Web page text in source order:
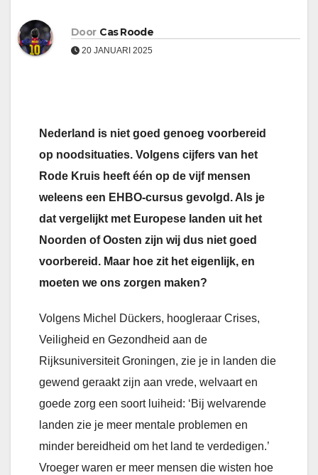
Door Cas Roode
20 JANUARI 2025
Nederland is niet goed genoeg voorbereid
op noodsituaties. Volgens cijfers van het
Rode Kruis heeft één op de vijf mensen
weleens een EHBO-cursus gevolgd. Als je
dat vergelijkt met Europese landen uit het
Noorden of Oosten zijn wij dus niet goed
voorbereid. Maar hoe zit het eigenlijk, en
moeten we ons zorgen maken?
Volgens Michel Dückers, hoogleraar Crises,
Veiligheid en Gezondheid aan de
Rijksuniversiteit Groningen, zie je in landen die
gewend geraakt zijn aan vrede, welvaart en
goede zorg een soort luiheid: ‘Bij welvarende
landen zie je meer mentale problemen en
minder bereidheid om het land te verdedigen.’
Vroeger waren er meer mensen die wisten hoe